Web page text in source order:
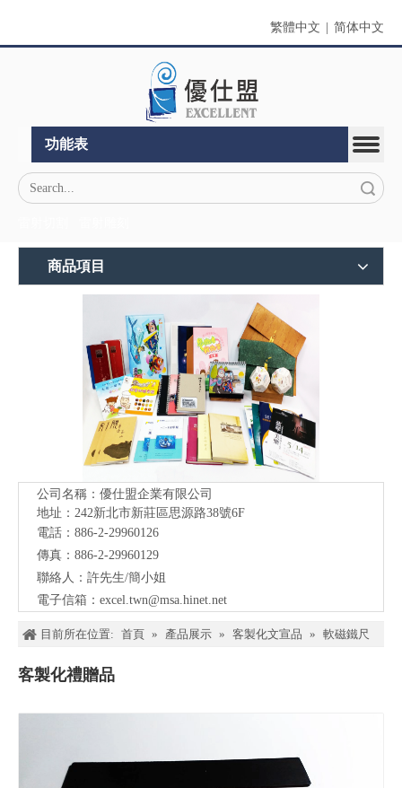
繁體中文 简体中文
功能表
商品項目
公司名稱：優仕盟企業有限公司
地址：242新北市新莊區思源路38號6F
電話：886-2-29960126
傳真：886-2-29960129
聯絡人：許先生/簡小姐
電子信箱： excel.twn@msa.hinet.net
目前所在位置: 首頁 » 產品展示 » 客製化文宣品 » 軟磁鐵尺
客製化禮贈品